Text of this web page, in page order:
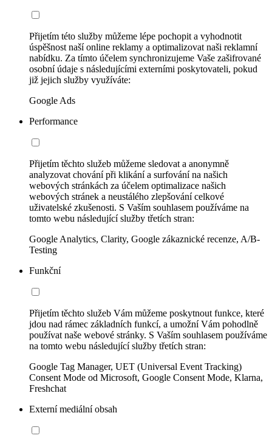
Přijetím této služby můžeme lépe pochopit a vyhodnotit
úspěšnost naší online reklamy a optimalizovat naši reklamní
nabídku. Za tímto účelem synchronizujeme Vaše zašifrované
osobní údaje s následujícími externími poskytovateli, pokud
již jejich služby využíváte:
Google Ads
Performance
Přijetím těchto služeb můžeme sledovat a anonymně
analyzovat chování při klikání a surfování na našich
webových stránkách za účelem optimalizace našich
webových stránek a neustálého zlepšování celkové
uživatelské zkušenosti. S Vaším souhlasem používáme na
tomto webu následující služby třetích stran:
Google Analytics, Clarity, Google zákaznické recenze, A/B-
Testing
Funkční
Přijetím těchto služeb Vám můžeme poskytnout funkce, které
jdou nad rámec základních funkcí, a umožní Vám pohodlně
používat naše webové stránky. S Vaším souhlasem používáme
na tomto webu následující služby třetích stran:
Google Tag Manager, UET (Universal Event Tracking)
Consent Mode od Microsoft, Google Consent Mode, Klarna,
Freshchat
Externí mediální obsah